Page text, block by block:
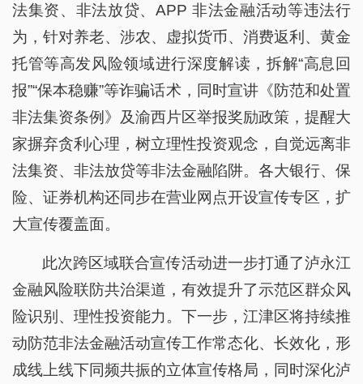
法集资、非法放贷、APP 非法金融活动等违法行
为，针对养老、涉农、虚拟货币、消费返利、黄金
托管等高发风险领域进行深度解读，拆解“高息回
报”“保本稳赚”等诈骗话术，同时宣讲《防范和处置
非法集资条例》及渝西片区举报奖励政策，提醒大
家摒弃贪利心理，树立理性投资观念，自觉远离非
法集资、非法放贷等非法金融陷阱。各大银行、保
险、证券机构还同步在营业网点开设宣传专区，扩
大宣传覆盖面。
此次跨区域联合宣传活动进一步打通了泸永江
金融风险联防共治渠道，有效提升了示范区群众风
险识别、理性投资能力。下一步，江津区将持续推
动防范非法金融活动宣传工作常态化、长效化，形
成线上线下同频共振的立体宣传格局，同时深化泸